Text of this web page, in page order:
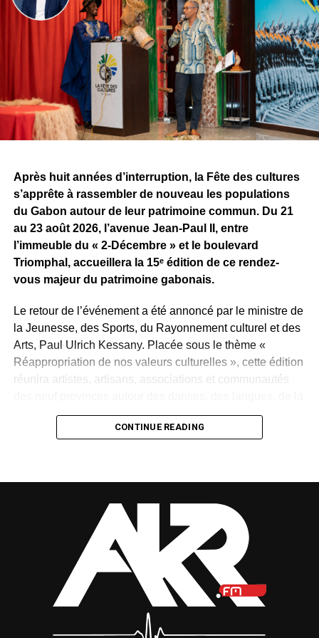
commune et le début d’une aventure qu’il espère
certainement décisive pour la suite de son parcours.
À travers cette signature, le challenge dépasse désormais
la simple confrontation entre producteurs. Il devient aussi
un espace de rencontres et d’opportunités pour les
artistes. Pour Tris, l’une des premières retombées est déjà
concrète, alors même que la compétition n’est pas encore
Reste maintenant à savoir ce que Sean Bridon Music
prépare pour sa nouvelle recrue. Car après cette belle
exposition, le véritable défi sera de proposer des projets
réguliers et solides, capables d’inscrire durablement Tris
au premier plan de la scène musicale gabonaise.
WhatsApp
Facebook
X Telegram
Email
>>
Après huit années d’interruption, la Fête des cultures
s’apprête à rassembler de nouveau les populations
du Gabon autour de leur patrimoine commun. Du 21
au 23 août 2026, l’avenue Jean-Paul II, entre
l’immeuble du « 2-Décembre » et le boulevard
Triomphal, accueillera la 15ᵉ édition de ce rendez-
vous majeur du patrimoine gabonais.
Le retour de l’événement a été annoncé par le ministre de
la Jeunesse, des Sports, du Rayonnement culturel et des
Arts, Paul Ulrich Kessany. Placée sous le thème «
Réappropriation de nos valeurs culturelles », cette édition
réunira artistes, artisans, associations et communautés
gastronomie, des rites, des masques et des savoir-faire
n’avait plus été organisée depuis 2018. Son retour
apparaît donc comme une « réparation d’une mémoire »,
selon le ministre.
Mais cette renaissance sera-t-elle durable ? La Fête des
cultures redeviendra-t-elle un rendez-vous régulier ou
restera-t-elle une parenthèse exceptionnelle dans
CONTINUE READING